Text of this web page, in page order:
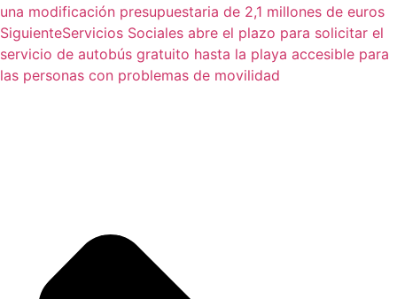
una modificación presupuestaria de 2,1 millones de euros
SiguienteServicios Sociales abre el plazo para solicitar el
servicio de autobús gratuito hasta la playa accesible para
las personas con problemas de movilidad